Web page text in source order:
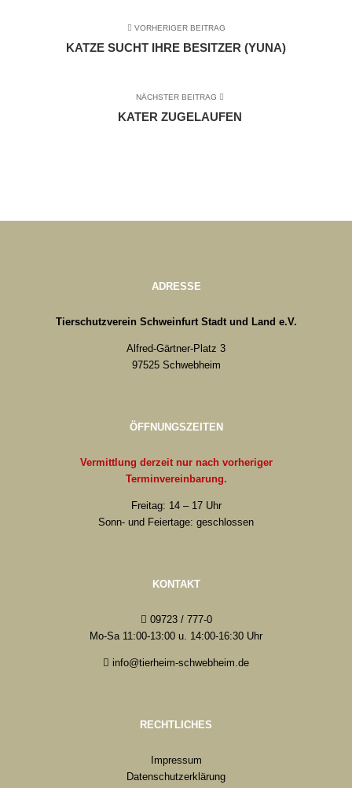
VORHERIGER BEITRAG
KATZE SUCHT IHRE BESITZER (YUNA)
NÄCHSTER BEITRAG
KATER ZUGELAUFEN
ADRESSE
Tierschutzverein Schweinfurt Stadt und Land e.V.
Alfred-Gärtner-Platz 3
97525 Schwebheim
ÖFFNUNGSZEITEN
Vermittlung derzeit nur nach vorheriger
Terminvereinbarung.
Freitag: 14 – 17 Uhr
Sonn- und Feiertage: geschlossen
KONTAKT
09723 / 777-0
Mo-Sa 11:00-13:00 u. 14:00-16:30 Uhr
info@tierheim-schwebheim.de
RECHTLICHES
Impressum
Datenschutzerklärung